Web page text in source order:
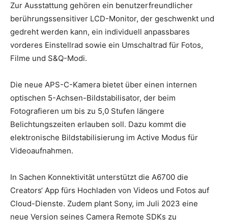
Zur Ausstattung gehören ein benutzerfreundlicher
berührungssensitiver LCD-Monitor, der geschwenkt und
gedreht werden kann, ein individuell anpassbares
vorderes Einstellrad sowie ein Umschaltrad für Fotos,
Filme und S&Q-Modi.
Die neue APS-C-Kamera bietet über einen internen
optischen 5-Achsen-Bildstabilisator, der beim
Fotografieren um bis zu 5,0 Stufen längere
Belichtungszeiten erlauben soll. Dazu kommt die
elektronische Bildstabilisierung im Active Modus für
Videoaufnahmen.
In Sachen Konnektivität unterstützt die A6700 die
Creators‘ App fürs Hochladen von Videos und Fotos auf
Cloud-Dienste. Zudem plant Sony, im Juli 2023 eine
neue Version seines Camera Remote SDKs zu